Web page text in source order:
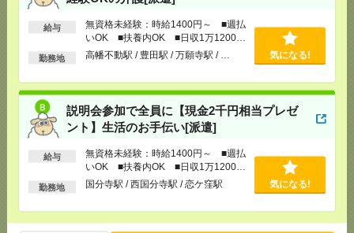
給与
無資格未経験：時給1400円～ ■週払
いOK ■扶養内OK ■日収1万1200円
以上
勤務地 高幡不動駅 / 豊田駅 / 万願寺駅 / … 気になる!
説明会参加で全員に【現金2千円相当プレゼ
ント】生活のお手伝い[派遣]
給与
無資格未経験：時給1400円～ ■週払
いOK ■扶養内OK ■日収1万1200円
以上
勤務地 国分寺駅 / 西国分寺駅 / 恋ケ窪駅 気になる!
[給 与]
無資格未経験：時給1400円～ ■週払い
OK ■扶養内OK ■日収1万1200円以上
交通費全額支給
[勤務地] 立川駅
気になる！
2000円＊9月開始！篠崎駅すぐ！9時～16時の時短！
20・30代活躍！営業事務[派遣]
[給 与]時給2000円 月収例 240,000円+残業代
全額支給
[月収例]20～25万円
気になる！